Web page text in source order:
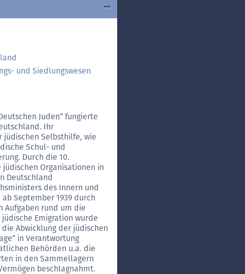
und Siedlungswesen
Juden“ fungierte
Ihr
jüdischen Selbsthilfe, wie
Schul- und
Durch die 10.
jüdischen Organisationen in
Deutschland
des Innern und
September 1939 durch
Aufgaben rund um die
Emigration wurde
Abwicklung der jüdischen
in Verantwortung
Behörden u.a. die
in den Sammellagern
beschlagnahmt.